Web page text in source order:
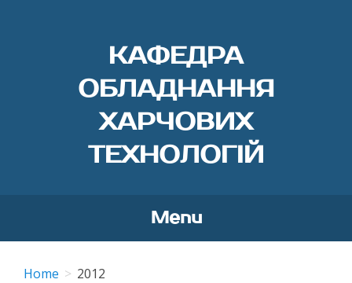
КАФЕДРА
ОБЛАДНАННЯ
ХАРЧОВИХ
ТЕХНОЛОГІЙ
Menu
Home 2012